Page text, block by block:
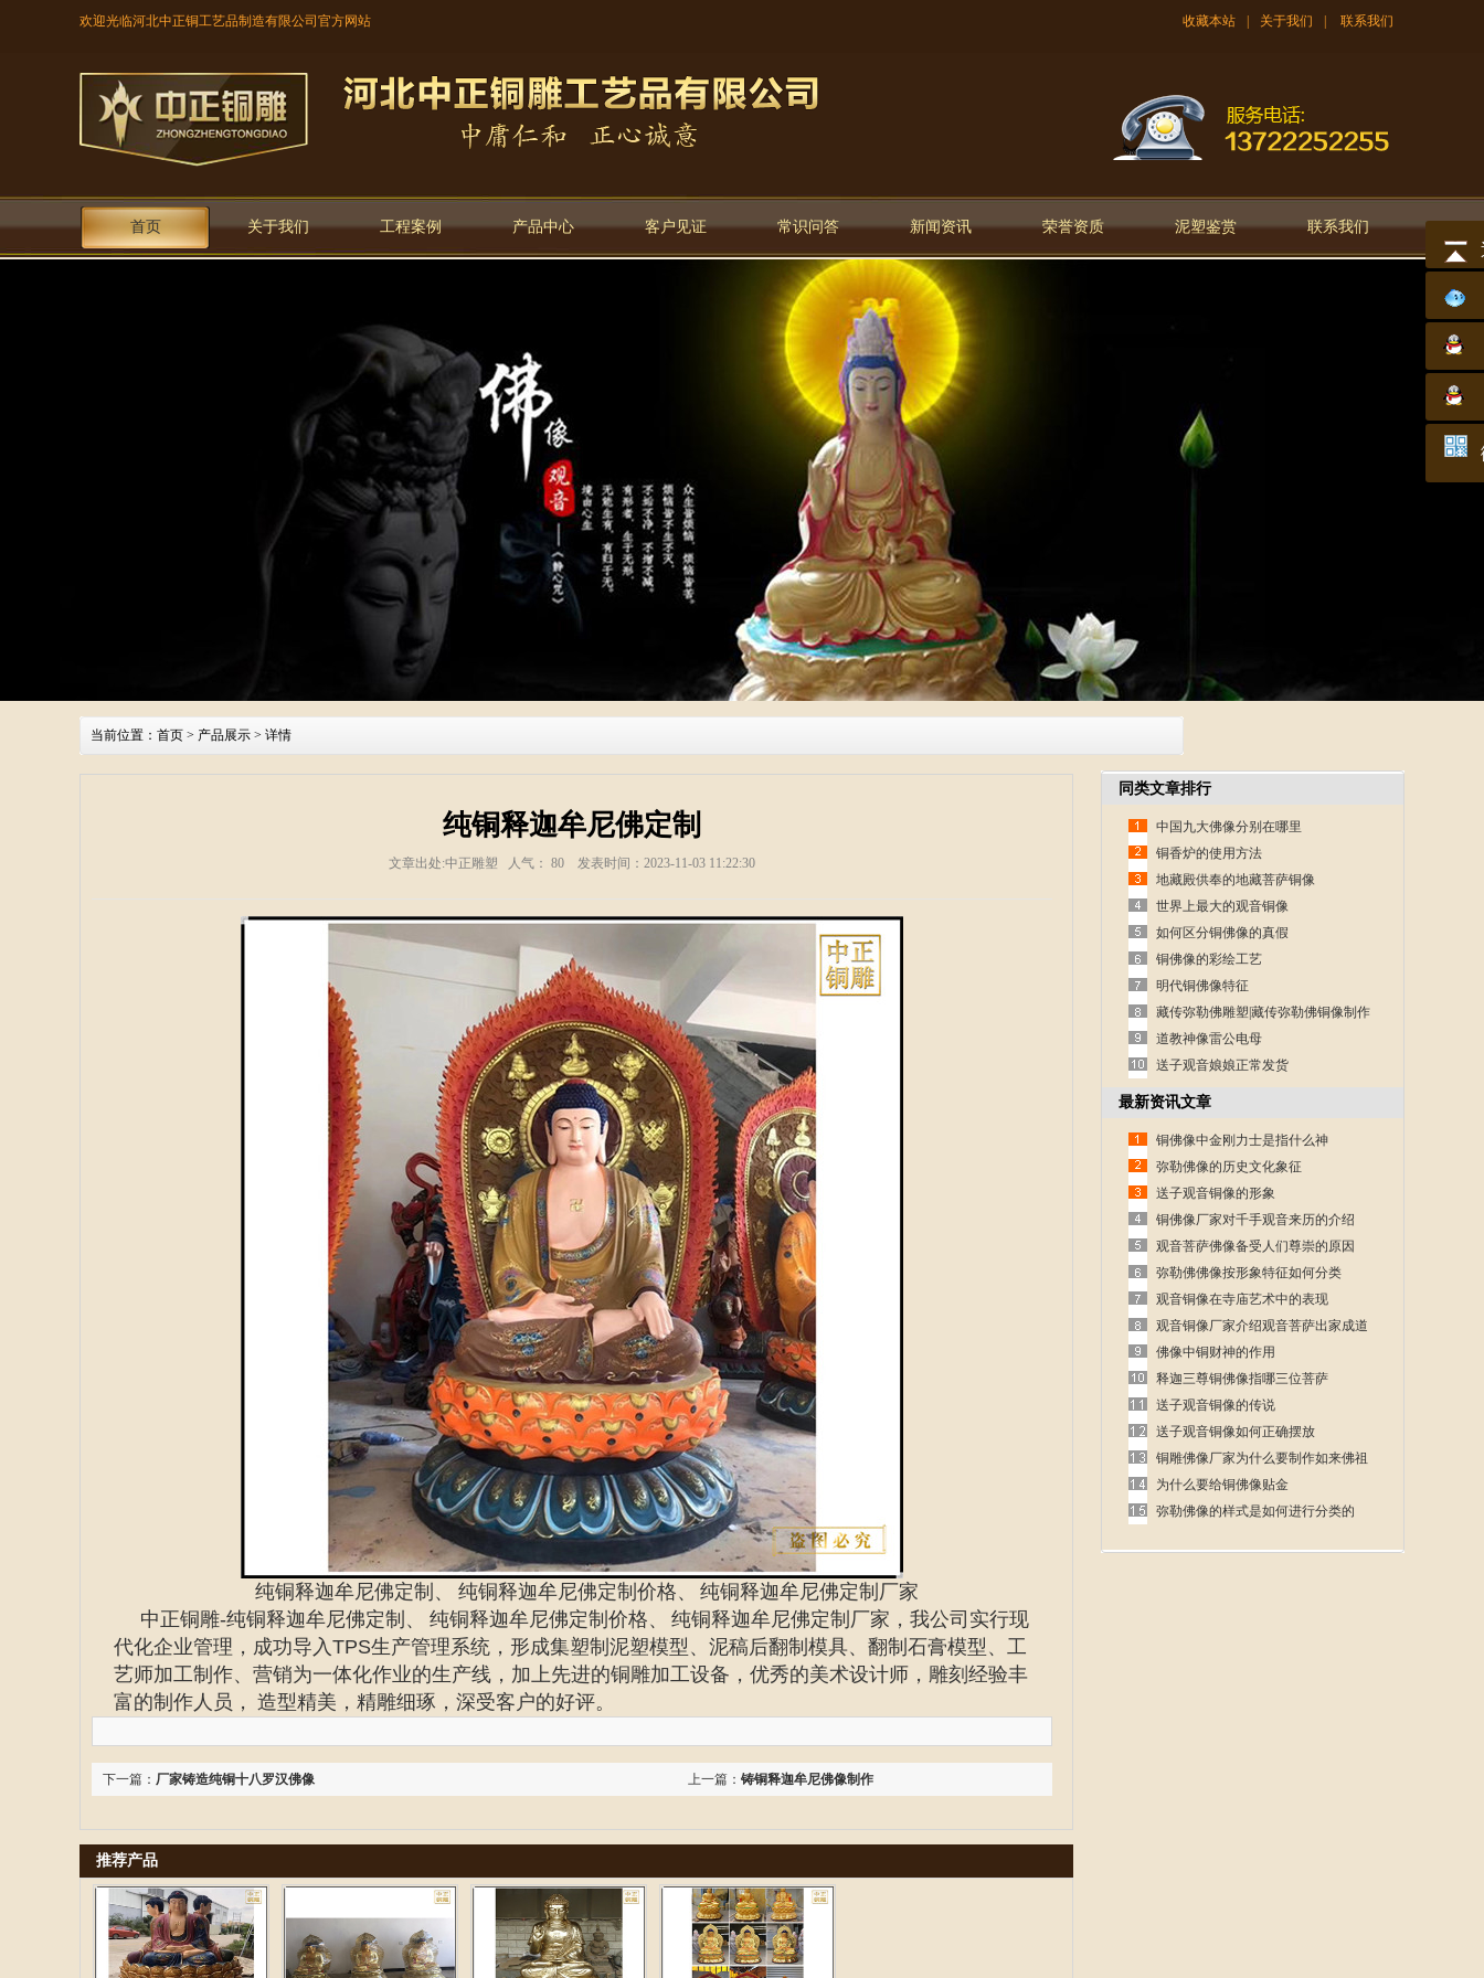
欢迎光临河北中正铜工艺品制造有限公司官方网站 收藏本站 关于我们 联系我们
首页 关于我们 工程案例 产品中心 客户见证 常识问答 新闻资讯 荣誉资质 泥塑鉴赏 联系我们
当前位置： 首页 > 产品展示 > 详情
纯铜释迦牟尼佛定制
文章出处:中正雕塑 人气： 80 发表时间：2023-11-03 11:22:30
纯铜释迦牟尼佛定制、 纯铜释迦牟尼佛定制价格、 纯铜释迦牟尼佛定制厂家
中正铜雕-纯铜释迦牟尼佛定制、 纯铜释迦牟尼佛定制价格、 纯铜释迦牟尼佛定制厂家 ，我公司实行现
代化企业管理，成功导入TPS生产管理系统，形成集塑制泥塑模型、泥稿后翻制模具、翻制石膏模型、工
艺师加工制作、营销为一体化作业的生产线，加上先进的铜雕加工设备，优秀的美术设计师，雕刻经验丰
富的制作人员， 造型精美，精雕细琢，深受客户的好评。
上一篇： 铸铜释迦牟尼佛像制作
下一篇： 厂家铸造纯铜十八罗汉佛像
推荐产品
同类文章排行
中国九大佛像分别在哪里
铜香炉的使用方法
地藏殿供奉的地藏菩萨铜像
世界上最大的观音铜像
如何区分铜佛像的真假
铜佛像的彩绘工艺
明代铜佛像特征
藏传弥勒佛雕塑|藏传弥勒佛铜像制作
道教神像雷公电母
送子观音娘娘正常发货
最新资讯文章
铜佛像中金刚力士是指什么神
弥勒佛像的历史文化象征
送子观音铜像的形象
铜佛像厂家对千手观音来历的介绍
观音菩萨佛像备受人们尊崇的原因
弥勒佛佛像按形象特征如何分类
观音铜像在寺庙艺术中的表现
观音铜像厂家介绍观音菩萨出家成道
的故事
佛像中铜财神的作用
释迦三尊铜佛像指哪三位菩萨
送子观音铜像的传说
送子观音铜像如何正确摆放
铜雕佛像厂家为什么要制作如来佛祖
呢
为什么要给铜佛像贴金
弥勒佛像的样式是如何进行分类的